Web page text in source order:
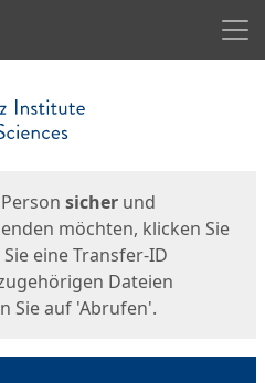
sicher und
möchten, klicken Sie
eine Transfer-ID
Dateien
Sie auf 'Abrufen'.